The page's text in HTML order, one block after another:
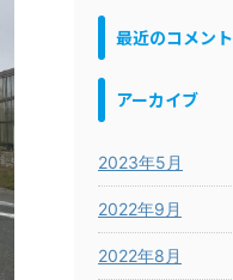
最近のコメント
アーカイブ
2023年5月
2022年9月
2022年8月